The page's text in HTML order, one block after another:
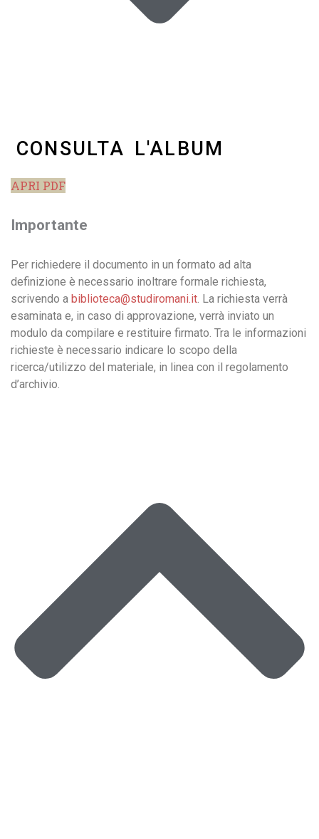
CONSULTA L'ALBUM
APRI PDF
Importante
Per richiedere il documento in un formato ad alta
definizione è necessario inoltrare formale richiesta,
scrivendo a biblioteca@studiromani.it . La richiesta verrà
esaminata e, in caso di approvazione, verrà inviato un
modulo da compilare e restituire firmato. Tra le informazioni
richieste è necessario indicare lo scopo della
ricerca/utilizzo del materiale, in linea con il regolamento
d’archivio.